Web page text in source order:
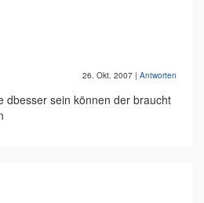
26. Okt. 2007 | Antworten
dbesser sein können der braucht